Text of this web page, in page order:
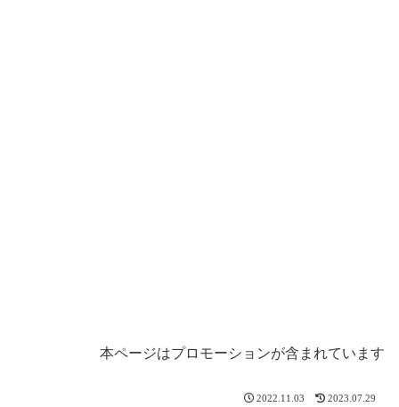
本ページはプロモーションが含まれています
2022.11.03 2023.07.29